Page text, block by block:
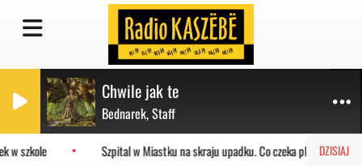
Chwile jak te
Bednarek, Staff
DZISIAJ
szkole Szpital w Miastku na skraju upadku. Co czeka placówkę?